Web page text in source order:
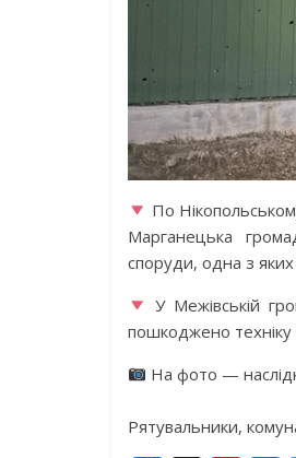
По
Марганецька
споруди, одна з
У Межівській
пошкоджено техніку
На фото —
Рятувальники,